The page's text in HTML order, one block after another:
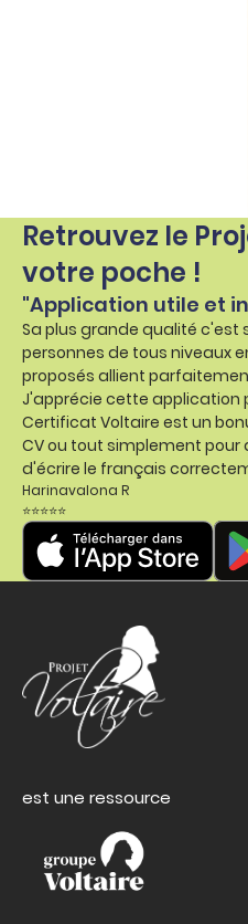
Retrouvez le
votre poche !
"Application utile et
Sa plus grande qualité c'est
personnes de tous niveaux
proposés allient
J'apprécie cette application
Certificat Voltaire est un
CV ou tout simplement pour
d'écrire le français
Harinavalona R
⭐⭐⭐⭐⭐
est une ressource